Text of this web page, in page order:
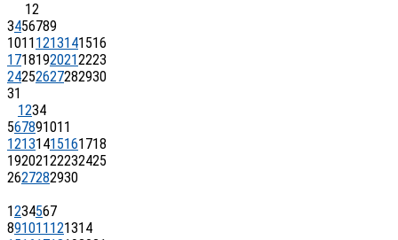
12
3456789
1011 1213141516
17181920212223
24252627282930
31
1234
567891011
12131415161718
19202122232425
2627282930
1234567
891011 121314